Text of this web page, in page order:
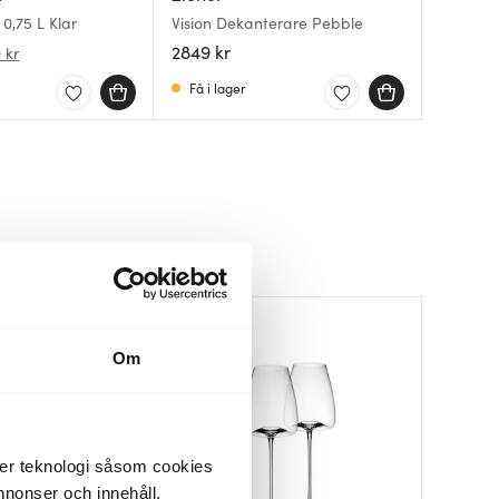
Om
teknologi såsom cookies
och innehåll,
L Klar
kr
Vision Dekanterare Pebble
2849 kr
Få i lager